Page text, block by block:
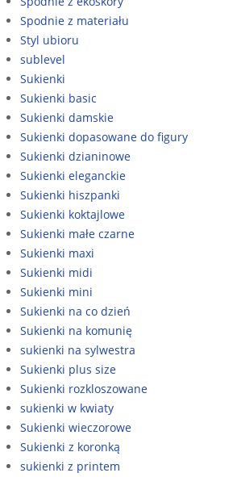
Spodnie z materiału
Styl ubioru
sublevel
Sukienki
Sukienki basic
Sukienki damskie
Sukienki dopasowane do figury
Sukienki dzianinowe
Sukienki eleganckie
Sukienki hiszpanki
Sukienki koktajlowe
Sukienki małe czarne
Sukienki maxi
Sukienki midi
Sukienki mini
Sukienki na co dzień
Sukienki na komunię
sukienki na sylwestra
Sukienki plus size
Sukienki rozkloszowane
sukienki w kwiaty
Sukienki wieczorowe
Sukienki z koronką
sukienki z printem